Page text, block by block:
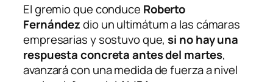
El gremio que conduce Roberto
Fernándezdio un ultimátum a las cámaras
empresarias y sostuvo que,si no hay una
respuesta concreta antes del martes,
avanzará con una medida de fuerza a nivel